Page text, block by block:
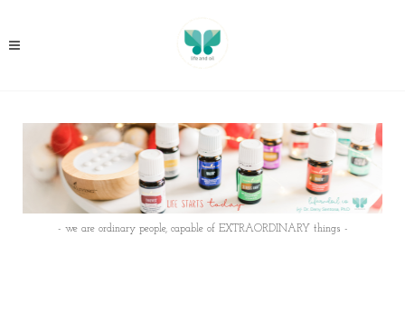
- we are ordinary people, capable of EXTRAORDINARY things -